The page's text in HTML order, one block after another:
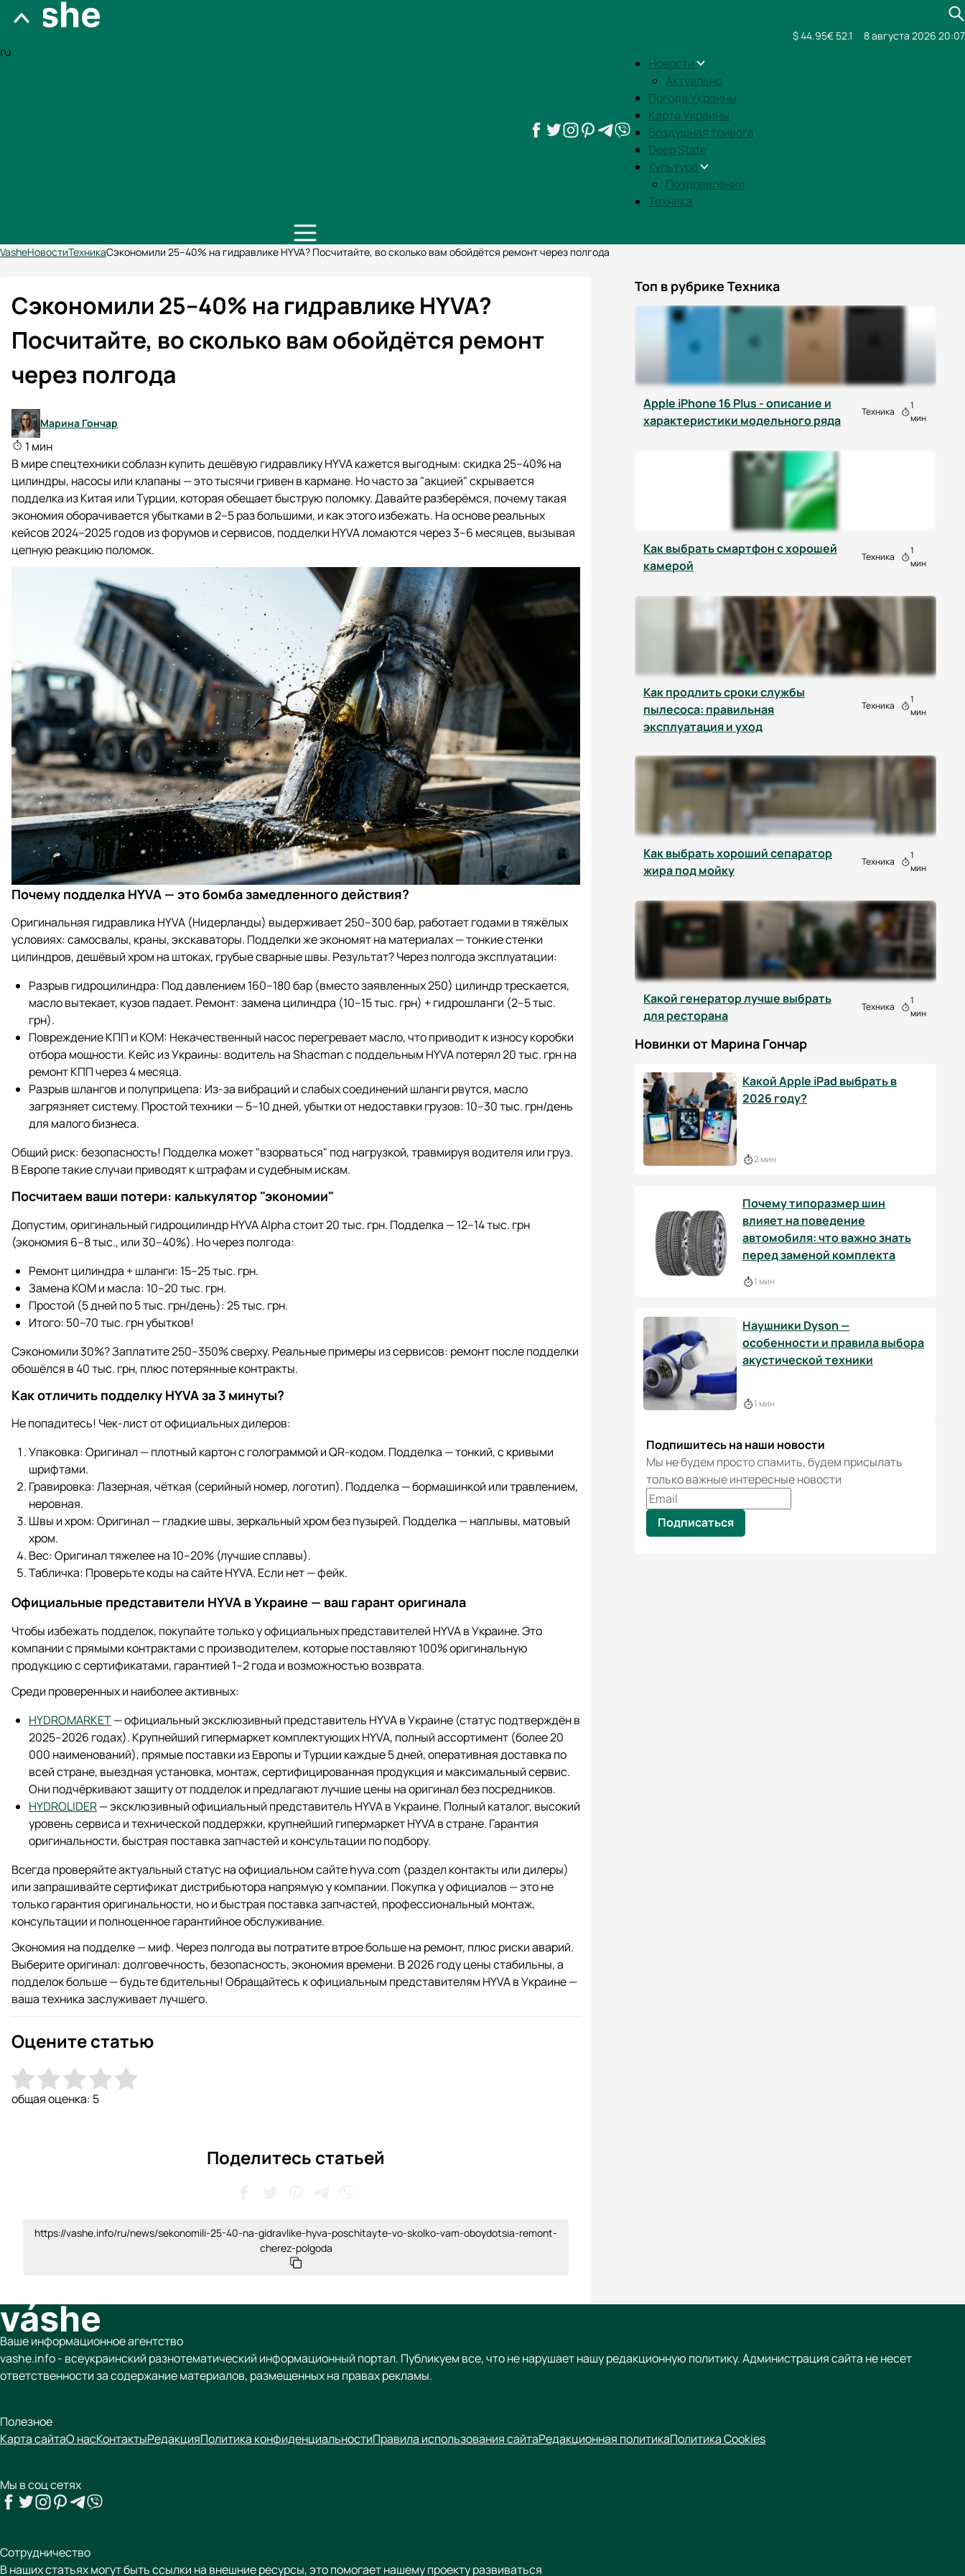
ru
Новости
Актуально
Погода Украины
Карта Украины
Воздушная тривога
Deep State
Культура
Поздравления
Техника
$ 44.95€ 52.1 8 августа 2026 20:07
VasheНовостиТехникаСэкономили 25–40% на гидравлике HYVA? Посчитайте, во сколько вам обойдётся ремонт через полгода
Сэкономили 25–40% на гидравлике HYVA?
Посчитайте, во сколько вам обойдётся ремонт
через полгода
Марина Гончар
1 мин
В мире спецтехники соблазн купить дешёвую гидравлику HYVA кажется выгодным: скидка 25–40% на
цилиндры, насосы или клапаны — это тысячи гривен в кармане. Но часто за "акцией" скрывается
подделка из Китая или Турции, которая обещает быструю поломку. Давайте разберёмся, почему такая
экономия оборачивается убытками в 2–5 раз большими, и как этого избежать. На основе реальных
кейсов 2024–2025 годов из форумов и сервисов, подделки HYVA ломаются через 3–6 месяцев, вызывая
цепную реакцию поломок.
Почему подделка HYVA — это бомба замедленного действия?
Оригинальная гидравлика HYVA (Нидерланды) выдерживает 250–300 бар, работает годами в тяжёлых
условиях: самосвалы, краны, экскаваторы. Подделки же экономят на материалах — тонкие стенки
цилиндров, дешёвый хром на штоках, грубые сварные швы. Результат? Через полгода эксплуатации:
Разрыв гидроцилиндра: Под давлением 160–180 бар (вместо заявленных 250) цилиндр трескается,
масло вытекает, кузов падает. Ремонт: замена цилиндра (10–15 тыс. грн) + гидрошланги (2–5 тыс.
грн).
Повреждение КПП и КОМ: Некачественный насос перегревает масло, что приводит к износу коробки
отбора мощности. Кейс из Украины: водитель на Shacman с поддельным HYVA потерял 20 тыс. грн на
ремонт КПП через 4 месяца.
Разрыв шлангов и полуприцепа: Из-за вибраций и слабых соединений шланги рвутся, масло
загрязняет систему. Простой техники — 5–10 дней, убытки от недоставки грузов: 10–30 тыс. грн/день
для малого бизнеса.
Общий риск: безопасность! Подделка может "взорваться" под нагрузкой, травмируя водителя или груз.
В Европе такие случаи приводят к штрафам и судебным искам.
Посчитаем ваши потери: калькулятор "экономии"
Допустим, оригинальный гидроцилиндр HYVA Alpha стоит 20 тыс. грн. Подделка — 12–14 тыс. грн
(экономия 6–8 тыс., или 30–40%). Но через полгода:
Ремонт цилиндра + шланги: 15–25 тыс. грн.
Замена КОМ и масла: 10–20 тыс. грн.
Простой (5 дней по 5 тыс. грн/день): 25 тыс. грн.
Итого: 50–70 тыс. грн убытков!
Сэкономили 30%? Заплатите 250–350% сверху. Реальные примеры из сервисов: ремонт после подделки
обошёлся в 40 тыс. грн, плюс потерянные контракты.
Как отличить подделку HYVA за 3 минуты?
Не попадитесь! Чек-лист от официальных дилеров:
Упаковка: Оригинал — плотный картон с голограммой и QR-кодом. Подделка — тонкий, с кривыми
шрифтами.
Гравировка: Лазерная, чёткая (серийный номер, логотип). Подделка — бормашинкой или травлением,
неровная.
Швы и хром: Оригинал — гладкие швы, зеркальный хром без пузырей. Подделка — наплывы, матовый
хром.
Вес: Оригинал тяжелее на 10–20% (лучшие сплавы).
Табличка: Проверьте коды на сайте HYVA. Если нет — фейк.
Официальные представители HYVA в Украине — ваш гарант оригинала
Чтобы избежать подделок, покупайте только у официальных представителей HYVA в Украине. Это
компании с прямыми контрактами с производителем, которые поставляют 100% оригинальную
продукцию с сертификатами, гарантией 1–2 года и возможностью возврата.
Среди проверенных и наиболее активных:
HYDROMARKET— официальный эксклюзивный представитель HYVA в Украине (статус подтверждён в
2025–2026 годах). Крупнейший гипермаркет комплектующих HYVA, полный ассортимент (более 20
000 наименований), прямые поставки из Европы и Турции каждые 5 дней, оперативная доставка по
всей стране, выездная установка, монтаж, сертифицированная продукция и максимальный сервис.
Они подчёркивают защиту от подделок и предлагают лучшие цены на оригинал без посредников.
HYDROLIDER— эксклюзивный официальный представитель HYVA в Украине. Полный каталог, высокий
уровень сервиса и технической поддержки, крупнейший гипермаркет HYVA в стране. Гарантия
оригинальности, быстрая поставка запчастей и консультации по подбору.
Всегда проверяйте актуальный статус на официальном сайте hyva.com (раздел контакты или дилеры)
или запрашивайте сертификат дистрибьютора напрямую у компании. Покупка у официалов — это не
только гарантия оригинальности, но и быстрая поставка запчастей, профессиональный монтаж,
консультации и полноценное гарантийное обслуживание.
Экономия на подделке — миф. Через полгода вы потратите втрое больше на ремонт, плюс риски аварий.
Выберите оригинал: долговечность, безопасность, экономия времени. В 2026 году цены стабильны, а
подделок больше — будьте бдительны! Обращайтесь к официальным представителям HYVA в Украине —
ваша техника заслуживает лучшего.
Оцените статью
общая оценка: 5
Поделитесь статьей
https://vashe.info/ru/news/sekonomili-25-40-na-gidravlike-hyva-poschitayte-vo-skolko-vam-oboydotsia-remont-
cherez-polgoda
Топ в рубрике Техника
Apple iPhone 16 Plus - описание и
характеристики модельного ряда
Техника
1
мин
Как выбрать смартфон с хорошей
камерой
Техника
1
мин
Как продлить сроки службы
пылесоса: правильная
эксплуатация и уход
Техника
1
мин
Как выбрать хороший сепаратор
жира под мойку
Техника
1
мин
Какой генератор лучше выбрать
для ресторана
Техника
1
мин
Новинки от Марина Гончар
Какой Apple iPad выбрать в
2026 году?
2 мин
Почему типоразмер шин
влияет на поведение
автомобиля: что важно знать
перед заменой комплекта
1 мин
Наушники Dyson —
особенности и правила выбора
акустической техники
1 мин
Подпишитесь на наши новости
Мы не будем просто спамить, будем присылать
только важные интересные новости
Подписаться
Ваше информационное агентство
vashe.info - всеукраинский разнотематический информационный портал. Публикуем все, что не нарушает нашу редакционную политику. Администрация сайта не несет
ответственности за содержание материалов, размещенных на правах рекламы.
Полезное
Карта сайтаО насКонтактыРедакцияПолитика конфиденциальностиПравила использования сайтаРедакционная политикаПолитика Cookies
Мы в соц сетях
Сотрудничество
В наших статьях могут быть ссылки на внешние ресурсы, это помогает нашему проекту развиваться